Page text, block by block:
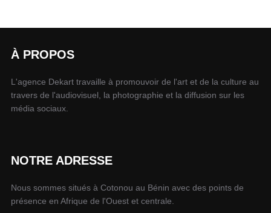
À PROPOS
L'agence Dekart travaille à promouvoir de l'art et de la culture au
travers de l'audiovisuel, la photographie et la diffusion sur les
média sociaux.
NOTRE ADRESSE
Nous sommes situés à Cotonou au Bénin avec des points de
présence en Afrique de l'Ouest et centrale.